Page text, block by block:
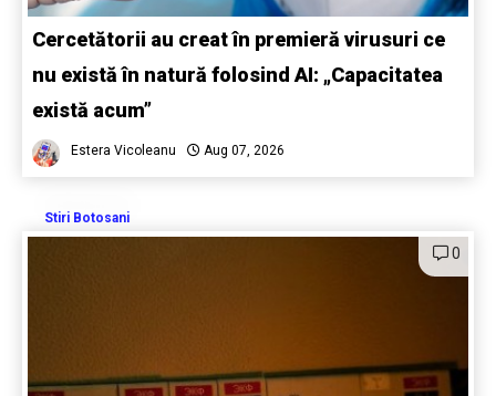
Cercetătorii au creat în premieră virusuri ce
nu există în natură folosind AI: „Capacitatea
există acum”
Estera Vicoleanu Aug 07, 2026
Stiri Botosani
0